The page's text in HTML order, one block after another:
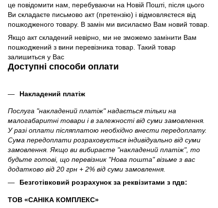
це повідомити нам, перебуваючи на Новій Пошті, після цього
Ви складаєте письмово акт (претензію) і відмовляєтеся від
пошкодженого товару. В замін ми висилаємо Вам новий товар.
Якщо акт складений невірно, ми не зможемо замінити Вам
пошкоджений з вини перевізника товар. Такий товар
залишиться у Вас
Доступні способи оплати
Накладений платіж
Послуга "накладений платіж" надається тільки на
малогабаритні товари і в залежності від суми замовлення.
У разі оплати післяплатою необхідно внести передоплату.
Сума передоплати розраховується індивідуально від суми
замовлення. Якщо ви вибираєте "накладений платіж", то
будьте готові, що перевізник "Нова пошта" візьме з вас
додатково від 20 грн + 2% від суми замовлення.
Безготівковий розрахунок за реквізитами з пдв:
ТОВ «САНІКА КОМПЛЕКС»